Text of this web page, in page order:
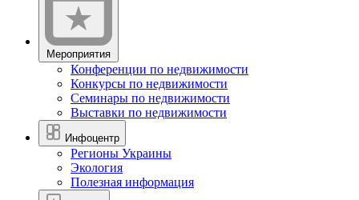
Мероприятия
Конференции по недвижимости
Конкурсы по недвижимости
Семинары по недвижимости
Выставки по недвижимости
Инфоцентр
Регионы Украины
Экология
Полезная информация